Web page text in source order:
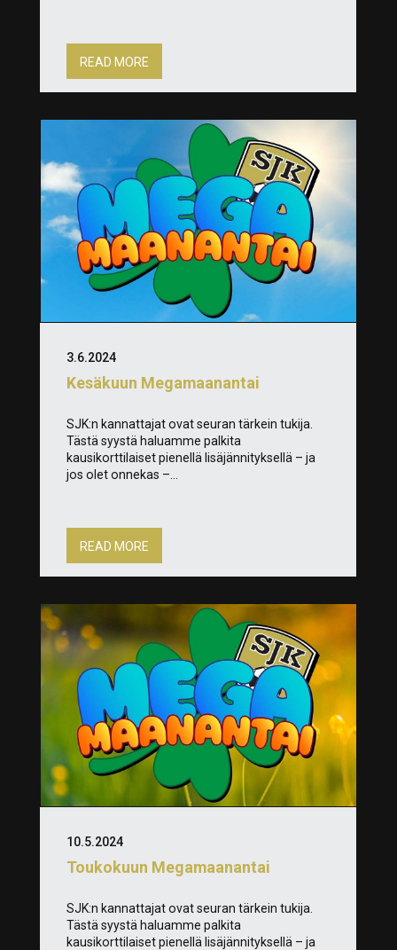
READ MORE
Kesäkuun Megamaanantai
3.6.2024
SJK:n kannattajat ovat seuran tärkein tukija.
Tästä syystä haluamme palkita
kausikorttilaiset pienellä lisäjännityksellä – ja
jos olet onnekas –...
READ MORE
Toukokuun Megamaanantai
10.5.2024
SJK:n kannattajat ovat seuran tärkein tukija.
Tästä syystä haluamme palkita
kausikorttilaiset pienellä lisäjännityksellä – ja